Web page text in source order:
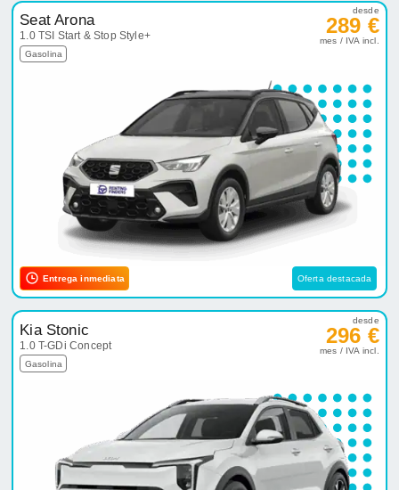
Seat Arona
1.0 TSI Start & Stop Style+
Gasolina
desde
289 €
mes / IVA incl.
Entrega inmediata Oferta destacada
Kia Stonic
1.0 T-GDi Concept
Gasolina
desde
296 €
mes / IVA incl.